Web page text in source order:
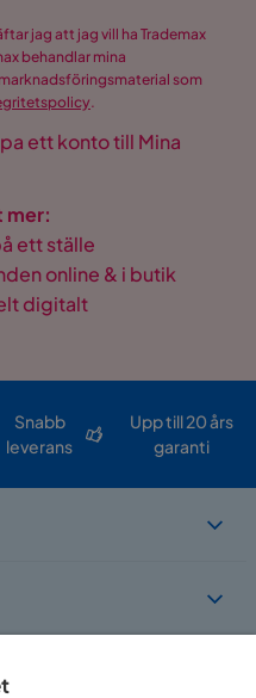
jag att jag vill ha Trademax
behandlar mina
som
.
ett konto till Mina
mer:
ett ställe
online & i butik
digitalt
Snabb
leverans
Upp till 20 års
garanti